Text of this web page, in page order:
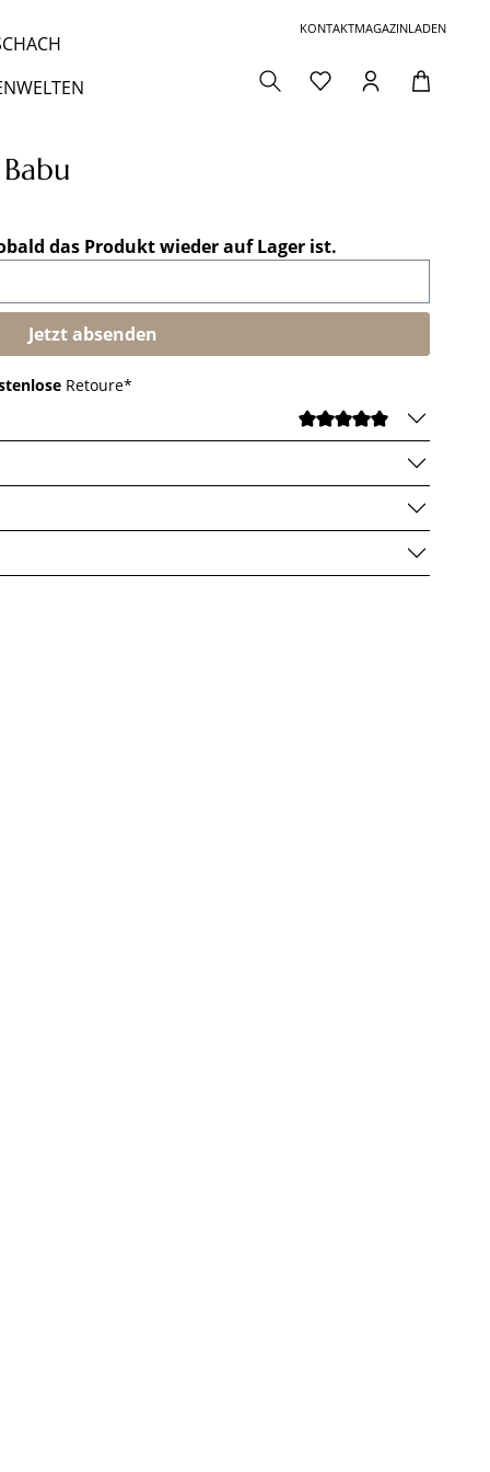
KONTAKTMAGAZINLADEN
das Produkt wieder auf Lager ist.
Jetzt absenden
Retoure*